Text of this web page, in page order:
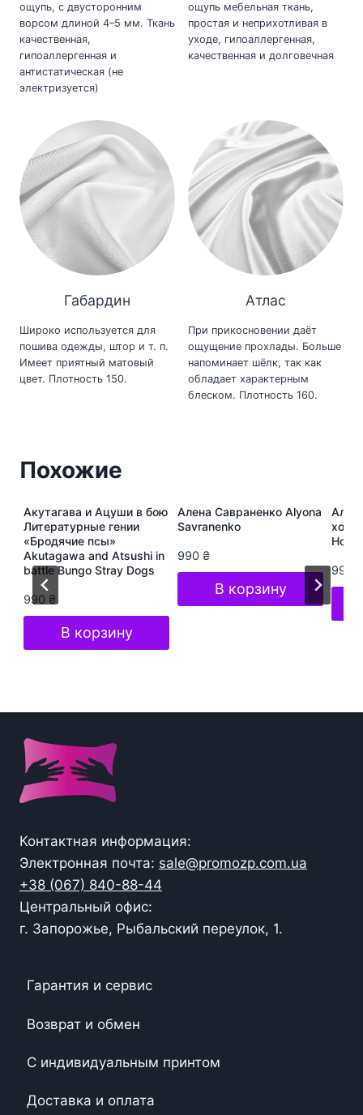
ощупь, с двусторонним
ворсом длиной 4–5 мм. Ткань
качественная,
гипоаллергенная и
антистатическая (не
электризуется)
ощупь мебельная ткань,
простая и неприхотливая в
уходе, гипоаллергенная,
качественная и долговечная
Габардин
Широко используется для
пошива одежды, штор и т. п.
Имеет приятный матовый
цвет. Плотность 150.
Атлас
При прикосновении даёт
ощущение прохлады. Больше
напоминает шёлк, так как
обладает характерным
блеском. Плотность 160.
Похожие
Акутагава и Ацуши в бою
Литературные гении
«Бродячие псы»
Akutagawa and Atsushi in
battle Bungo Stray Dogs
990 ₴
В корзину
Алена Савраненко Alyona
Savranenko
990 ₴
В корзину
хоп
Hop
990
Контактная информация:
Электронная почта: sale@promozp.com.ua
+38 (067) 840-88-44
Центральный офис:
г. Запорожье, Рыбальский переулок, 1.
Гарантия и сервис
Возврат и обмен
С индивидуальным принтом
Доставка и оплата